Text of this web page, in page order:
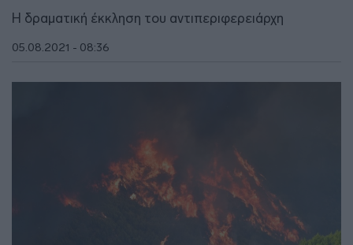
Η δραματική έκκληση του αντιπεριφερειάρχη
05.08.2021 - 08:36